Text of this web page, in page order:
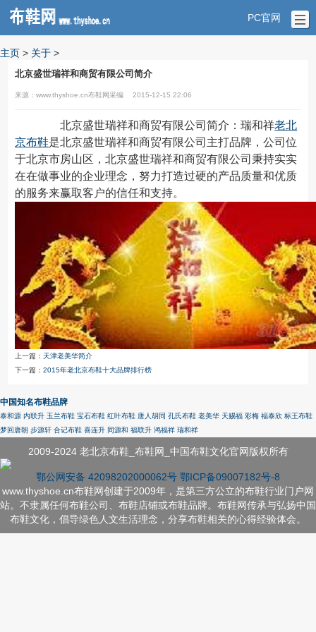
PC官网
主页 > 关于 >
北京盛世瑞祥和商贸有限公司简介
来源：www.thyshoe.cn布鞋网采编 2015-12-15 22:06
北京盛世瑞祥和商贸有限公司简介：瑞和祥老北
京布鞋是北京盛世瑞祥和商贸有限公司主打品牌，公司位
于北京市房山区，北京盛世瑞祥和商贸有限公司秉持实实
在在做事业的企业理念，努力打造过硬的产品质量和优质
的服务来赢取客户的信任和支持。
上一篇：天津老美华简介
下一篇：2015年老北京布鞋十大品牌排行榜
中国知名布鞋品牌
泰和源 内联升 玉兰布鞋 宝石布鞋 红叶布鞋 唐人胡同 孔氏布鞋 老美华 天赐福 彩梅 福泰欣 标王布鞋
梦回唐朝 步源轩 合记布鞋 喜连升 同源和 福联升 鸿福祥 瑞和祥
2009-2024 老北京布鞋_布鞋网_中国布鞋文化官网版权所有
鄂公网安备 42098202000062号 鄂ICP备09007182号-8
www.thyshoe.cn布鞋网创建于2009年，是第三方公立的布鞋行业门户网
站。不隶属任何布鞋公司、布鞋店铺或布鞋品牌。布鞋网传承与弘扬中国
布鞋文化，倡导绿色人文生活理念，分享布鞋相关的心得经验体会。